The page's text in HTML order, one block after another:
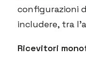
configurazioni
includere, tra
Ricevitori